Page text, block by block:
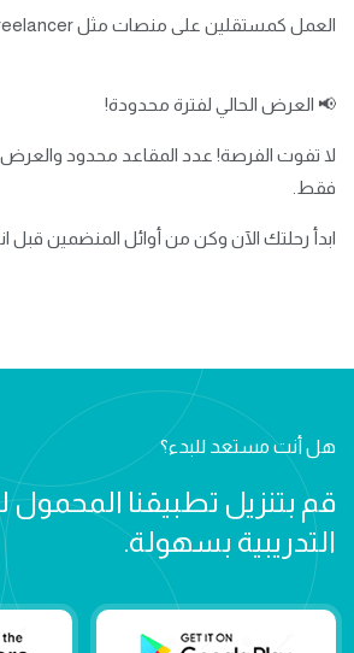
العمل كمستقلين على منصات مثل Freelancer وUpwork.
📢 العرض الحالي لفترة محدودة!
لا تفوت الفرصة! عدد المقاعد محدود
فقط.
ابدأ رحلتك الآن وكن من أوائل المنضمين قبل
هل أنت مستعد للبدء؟
قم بتنزيل تطبيقنا المحمول
التدريبية بسهولة.